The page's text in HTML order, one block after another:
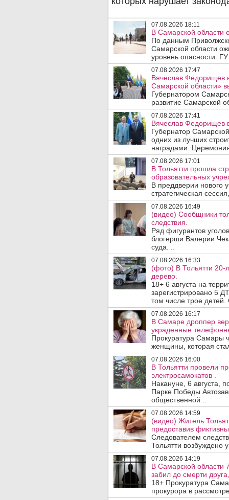
07.08.2026 18:11
В Самарской области
По данным
Самарской области
уровень опасности.
07.08.2026 17:47
Вячеслав Федорищев
Самарской области»
Губернатором
развитие Самарской
07.08.2026 17:41
Вячеслав Федорищев
Губернатор
одних из лучших
наградами.
07.08.2026 17:01
В Тольятти прошла
образовательных
В преддверии нового
стратегическая
07.08.2026 16:49
(видео) Сообщники
следствия.
Ряд фигурантов
блогерши Валерии
суда. ..
07.08.2026 16:33
(фото) В Тольятти 20-
дерево.
18+ 6 августа на
зарегистрировано 5
том числе трое
07.08.2026 16:17
В Самаре дроппер
украденные
Прокуратура Самары
женщины, которая
07.08.2026 16:00
В Тольятти провели
электросамокатов .
Накануне, 6 августа,
Парке Победы
общественной ..
07.08.2026 14:59
(видео) Житель
предоставив
Следователем
Тольятти возбуждено
07.08.2026 14:19
В Самарской области
забил до смерти
18+ Прокуратура
прокурора в